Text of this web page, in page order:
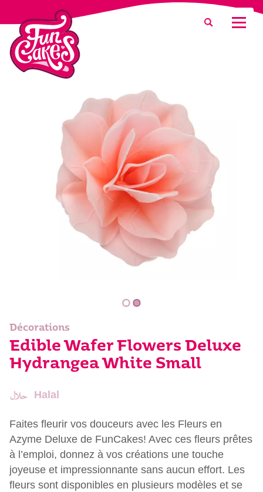
Que recherchez-vous ?
Recherche
Décorations
Edible Wafer Flowers Deluxe
Hydrangea White Small
Halal
Faites fleurir vos douceurs avec les Fleurs en
Azyme Deluxe de FunCakes! Avec ces fleurs prêtes
à l’emploi, donnez à vos créations une touche
joyeuse et impressionnante sans aucun effort. Les
fleurs sont disponibles en plusieurs modèles et se